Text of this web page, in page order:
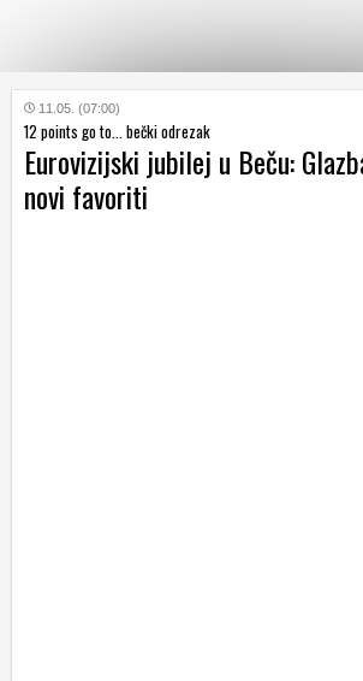
KATEGORIJE
HRVATSKI
WEB
11.05. (07:00)
12 points go to... bečki odrezak
Eurovizijski jubilej u Beču:
novi favoriti